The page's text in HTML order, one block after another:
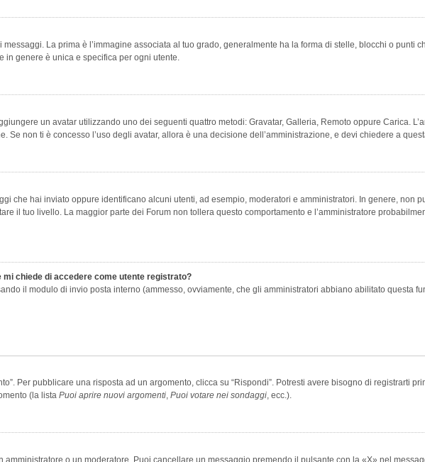
La prima è l’immagine associata al tuo grado, generalmente ha la forma di stelle, blocchi o punti
in genere è unica e specifica per ogni utente.
un avatar utilizzando uno dei seguenti quattro metodi: Gravatar, Galleria, Remoto oppure Carica.
non ti è concesso l’uso degli avatar, allora è una decisione dell’amministrazione, e devi chiedere a
che hai inviato oppure identificano alcuni utenti, ad esempio, moderatori e amministratori. In genere, non
il tuo livello. La maggior parte dei Forum non tollera questo comportamento e l’amministratore
mi chiede di accedere come utente registrato?
il modulo di invio posta interno (ammesso, ovviamente, che gli amministratori abbiano abilitato questa
Per pubblicare una risposta ad un argomento, clicca su “Rispondi”. Potresti avere bisogno di registrarti
(la lista Puoi aprire nuovi argomenti, Puoi votare nei sondaggi, ecc.).
o un moderatore. Puoi cancellare un messaggio premendo il pulsante con la «X» nel